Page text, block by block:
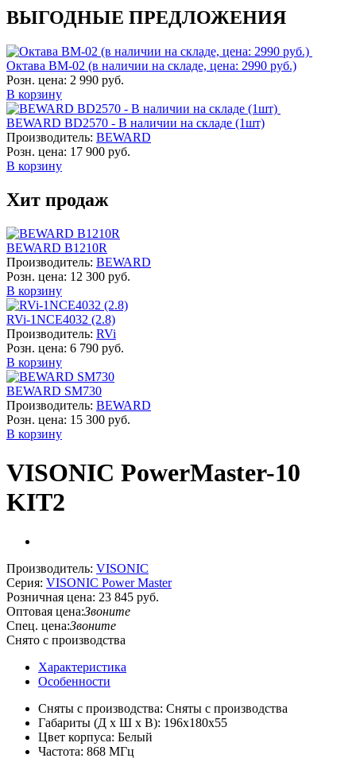
ВЫГОДНЫЕ ПРЕДЛОЖЕНИЯ
Октава ВМ-02 (в наличии на складе, цена: 2990 руб.)
Розн. цена: 2 990 руб.
В корзину
BEWARD BD2570 - В наличии на складе (1шт)
Производитель: BEWARD
Розн. цена: 17 900 руб.
В корзину
Хит продаж
BEWARD B1210R
Производитель: BEWARD
Розн. цена: 12 300 руб.
В корзину
RVi-1NCE4032 (2.8)
Производитель: RVi
Розн. цена: 6 790 руб.
В корзину
BEWARD SM730
Производитель: BEWARD
Розн. цена: 15 300 руб.
В корзину
VISONIC PowerMaster-10
KIT2
Производитель: VISONIC
Серия: VISONIC Power Master
Розничная цена: 23 845 руб.
Оптовая цена:Звоните
Спец. цена:Звоните
Снято с производства
Характеристика
Особенности
Сняты с производства: Сняты с производства
Габариты (Д х Ш х В): 196x180x55
Цвет корпуса: Белый
Частота: 868 МГц